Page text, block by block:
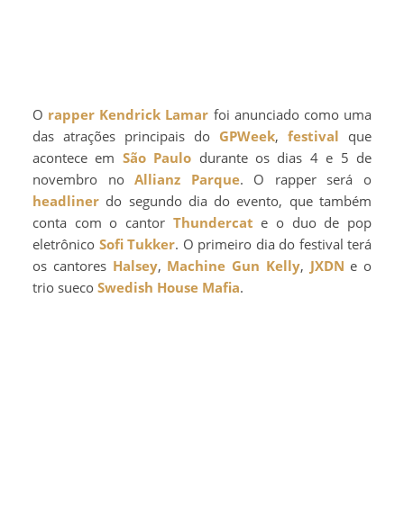
rapper Kendrick Lamar foi anunciado como uma
das atrações principais do GPWeek, festival que
acontece em São Paulo durante os dias 4 e 5 de
novembro noAllianz Parque. O rapper será o
headliner do segundo dia do evento, que também
conta com o cantor Thundercat e o duo de pop
eletrônico Sofi Tukker. O primeiro dia do festival terá
os cantores Halsey, Machine Gun Kelly, JXDN e o
trio sueco Swedish House Mafia.